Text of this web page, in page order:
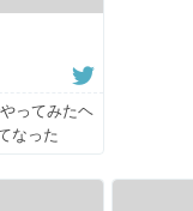
ってみたヘ
なった